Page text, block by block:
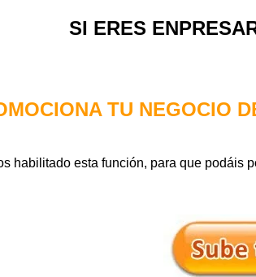
SI ERES
TU NEGOCIO
habilitado esta función, para que podáis